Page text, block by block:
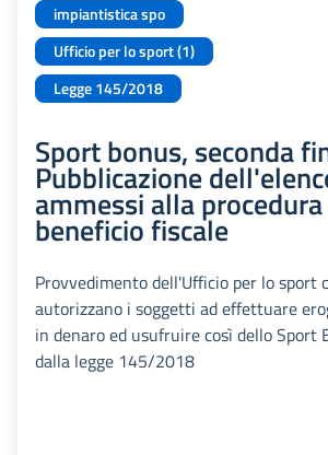
impiantistica spo
Ufficio per lo sport (1)
Legge 145/2018
Sport bonus, seconda
Pubblicazione
ammessi alla
beneficio fiscale
Provvedimento dell'Ufficio per lo sport
autorizzano i soggetti ad effettuare
in denaro ed usufruire così dello Sport
dalla legge 145/2018